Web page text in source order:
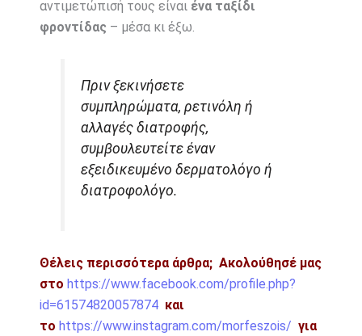
αντιμετώπισή τους είναι ένα ταξίδι
φροντίδας – μέσα κι έξω.
Πριν ξεκινήσετε
συμπληρώματα, ρετινόλη ή
αλλαγές διατροφής,
συμβουλευτείτε έναν
εξειδικευμένο δερματολόγο ή
διατροφολόγο.
Θέλεις περισσότερα άρθρα; Ακολούθησέ μας
στο https://www.facebook.com/profile.php?
id=61574820057874 και
το https://www.instagram.com/morfeszois/ για